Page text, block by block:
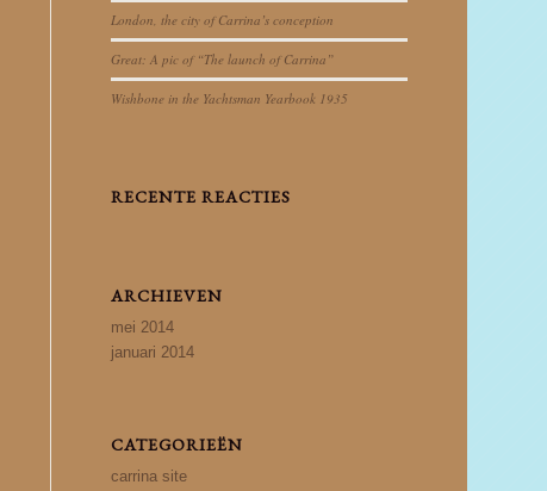
London, the city of Carrina’s conception
Great: A pic of “The launch of Carrina”
Wishbone in the Yachtsman Yearbook 1935
RECENTE REACTIES
ARCHIEVEN
mei 2014
januari 2014
CATEGORIEËN
carrina site